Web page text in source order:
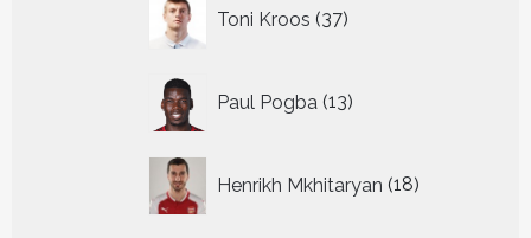
Toni Kroos 37
producten
Paul Pogba 13
producten
Henrikh Mkhitaryan 18
producten